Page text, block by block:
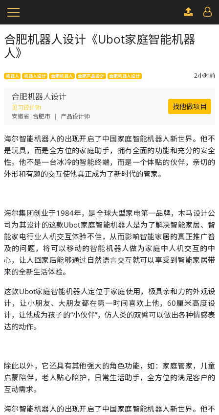
合肥机器人设计《Ubot家庭智能机器
人》
机器人 机器人设计 合肥机器人 合肥产品设计 合肥机器人设计 2小时前
合肥机器人设计
见习设计师
安徽省|合肥市 | 产品设计师
找他做项目
海尔智能机器人的出现开启了中国家庭智能机器人新世界。他不
是玩具，而是全方位的家庭助手，拥有全面的功能和充分的安全
性。他不是一台冰冷的智能终端，而是一个体贴的伙伴，亲切的
外形和有趣的交互使他真正成为了新时代的管家。
海尔集团创业于1984年，是全球大型家电第一品牌，木马设计公
司为其设计的这款Ubot家庭智能机器人是为了解决智能家居、智
能家电行业人机交互体验不佳，从而影响智能家居的真正推广普
及的问题，将可以移动的智能机器人做为家庭中人机交互的中
心，让人回家后能够通过自然语言交互就可以享受到智能家居带
来的全新生活体验。
这款Ubot家庭智能机器人定位于家庭使用，极具亲和力的外观设
计，让小朋友、大朋友都在第一时间喜欢上他，60厘米高度设
计，让他成为孩子的“小伙伴”，仿人类的双臂可以做出各种情感表
达的动作。
除此以外，它还具有其他强大的角色功能，如：家庭管家，儿童
启蒙陪伴，老人贴心陪护，日常生活助手，全方位的满足客户的
互动需求。
海尔智能机器人的出现开启了中国家庭智能机器人新世界。他不